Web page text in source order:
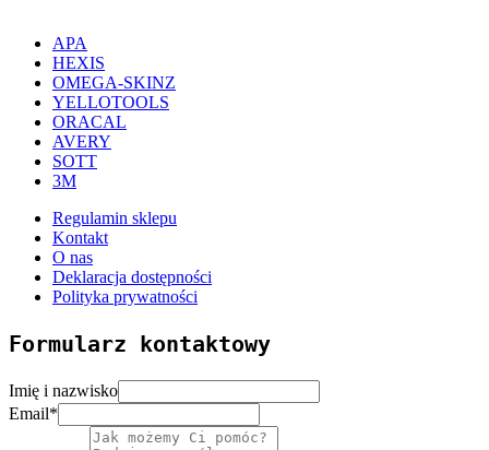
APA
HEXIS
OMEGA-SKINZ
YELLOTOOLS
ORACAL
AVERY
SOTT
3M
Regulamin sklepu
Kontakt
O nas
Deklaracja dostępności
Polityka prywatności
Formularz kontaktowy
Imię i nazwisko
Email*